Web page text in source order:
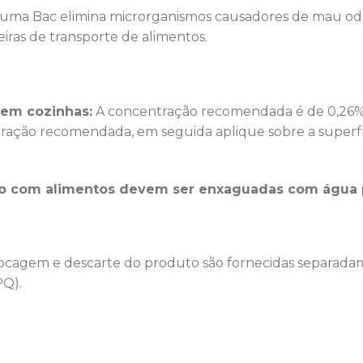
Bac elimina microrganismos causadores de mau
de transporte de alimentos.
cozinhas: A concentração recomendada é de
recomendada, em seguida aplique sobre a
alimentos devem ser enxaguadas com água
e descarte do produto são fornecidas